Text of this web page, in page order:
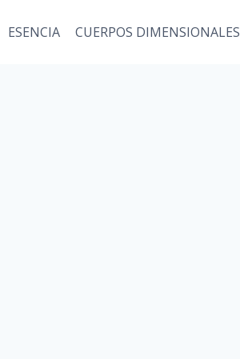
ESENCIA CUERPOS DIMENSIONALES